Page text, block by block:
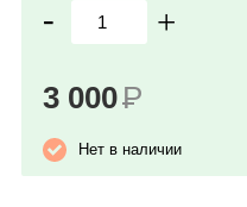
- +
3 000Р
Нет в наличии